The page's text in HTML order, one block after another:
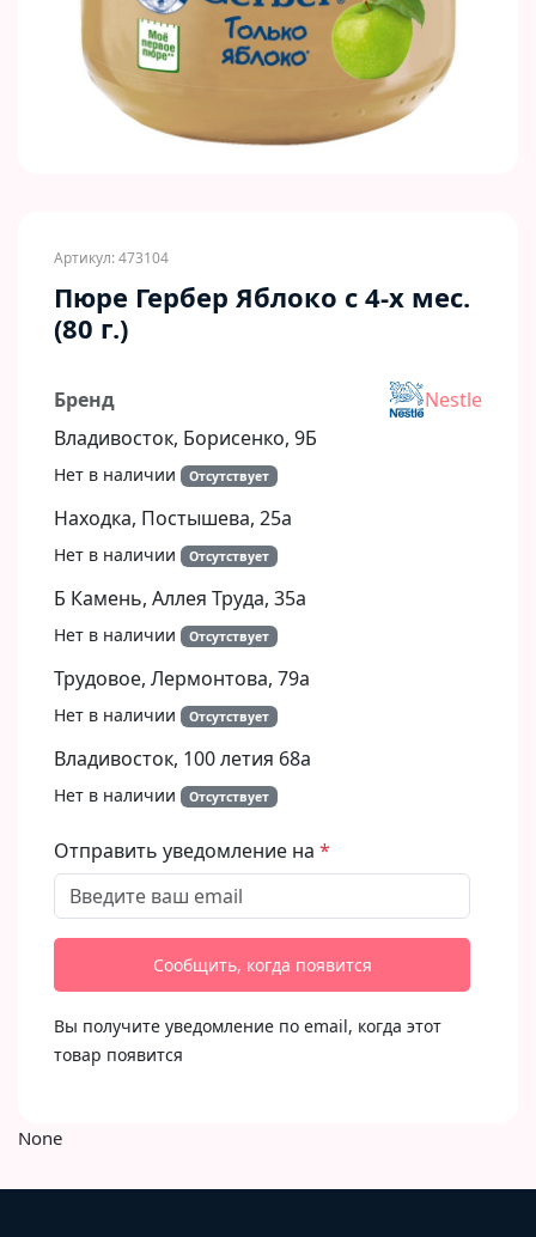
Артикул: 473104
Пюре Гербер Яблоко с 4-х мес.
(80 г.)
Бренд
Nestle
Владивосток, Борисенко, 9Б​
Нет в наличии Отсутствует
Находка, Постышева, 25а
Нет в наличии Отсутствует
Б Камень, Аллея Труда, 35а
Нет в наличии Отсутствует
Трудовое, Лермонтова, 79а
Нет в наличии Отсутствует
Владивосток, 100 летия 68а
Нет в наличии Отсутствует
Отправить уведомление на
Сообщить, когда появится
Вы получите уведомление по email, когда этот
товар появится
None